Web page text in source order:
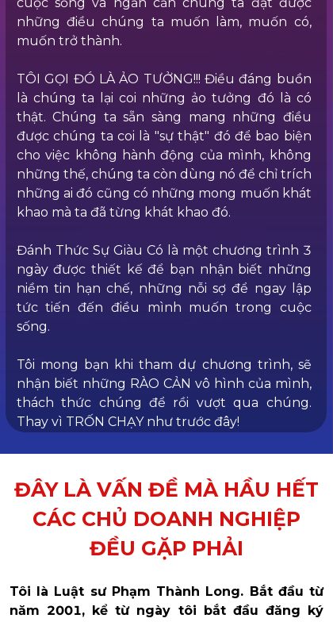
những điều chúng ta muốn làm, muốn có,
muốn trở thành.
TÔI GỌI ĐÓ LÀ ẢO TƯỞNG!!! Điều đáng buồn
là chúng ta lại coi những ảo tưởng đó là có
thật. Chúng ta sẵn sàng mang những điều
được chúng ta coi là "sự thật" đó để bao biện
cho việc không hành động của mình, không
những thế, chúng ta còn dùng nó để chỉ trích
những ai đó cũng có những mong muốn khát
khao mà ta đã từng khát khao đó.
Đánh Thức Sự Giàu Có là một chương trình 3
ngày được thiết kế để bạn nhận biết những
niềm tin hạn chế, những nỗi sợ để ngay lập
tức tiến đến điều mình muốn trong cuộc
sống.
Tôi mong bạn khi tham dự chương trình, sẽ
nhận biết những RÀO CẢN vô hình của mình,
thách thức chúng để rồi vượt qua chúng.
Thay vì TRỐN CHẠY như trước đây!
ĐÂY LÀ VẤN ĐỀ MÀ HẦU HẾT
CÁC CHỦ DOANH NGHIỆP
ĐỀU GẶP PHẢI
Tôi là Luật sư Phạm Thành Long. Bắt đầu từ
năm 2001, kể từ ngày tôi bắt đầu đăng ký